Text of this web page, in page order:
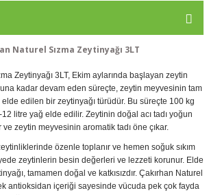
Naturel Sızma Zeytinyağı 3LT
Zeytinyağı 3LT, Ekim aylarında başlayan zeytin
kadar devam eden süreçte, zeytin meyvesinin tam
edilen bir zeytinyağı türüdür. Bu süreçte 100 kg
litre yağ elde edilir. Zeytinin doğal acı tadı yoğun
zeytin meyvesinin aromatik tadı öne çıkar.
özenle toplanır ve hemen soğuk sıkım
zeytinlerin besin değerleri ve lezzeti korunur. Elde
tamamen doğal ve katkısızdır. Çakırhan Naturel
antioksidan içeriği sayesinde vücuda pek çok fayda